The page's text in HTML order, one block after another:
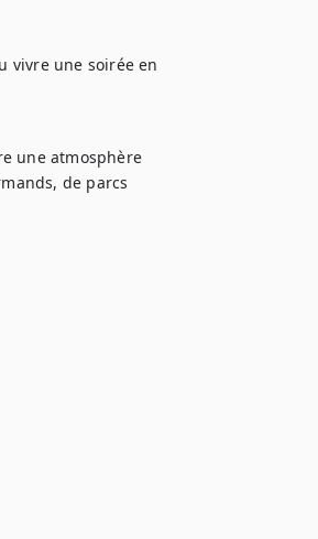
vivre une soirée en
une atmosphère
de parcs